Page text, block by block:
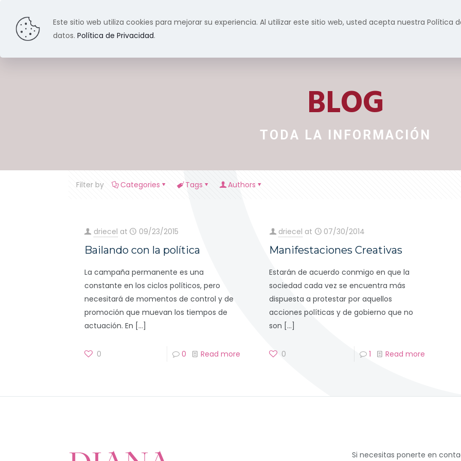
Inicio Formación Servicios Prensa y
BLOG
TODA LA INFORMACIÓN
Filter by Categories Tags Authors
driecel at 09/23/2015
Bailando con la política
La campaña permanente es una
constante en los ciclos políticos, pero
necesitará de momentos de control y de
promoción que muevan los tiempos de
actuación. En […]
0 0 Read more
driecel at 07/30/2014
Manifestaciones Creativas
Estarán de acuerdo conmigo en que la
sociedad cada vez se encuentra más
dispuesta a protestar por aquellos
acciones políticas y de gobierno que no
son […]
0 1 Read more
Si necesitas ponerte en
Este sitio web utiliza cookies para mejorar su experiencia. Al utilizar este sitio web, usted acepta nuestra Política
datos.Política de Privacidad.